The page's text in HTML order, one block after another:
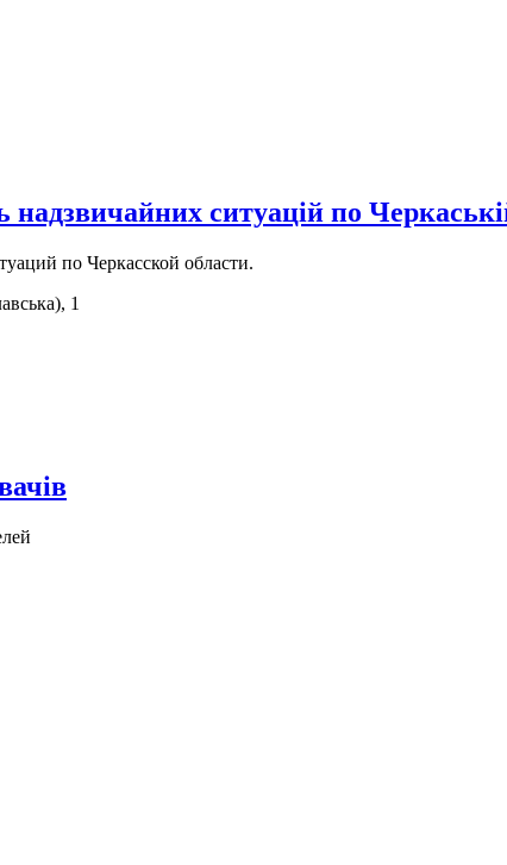
ситуацій по
по Черкасской области.
1